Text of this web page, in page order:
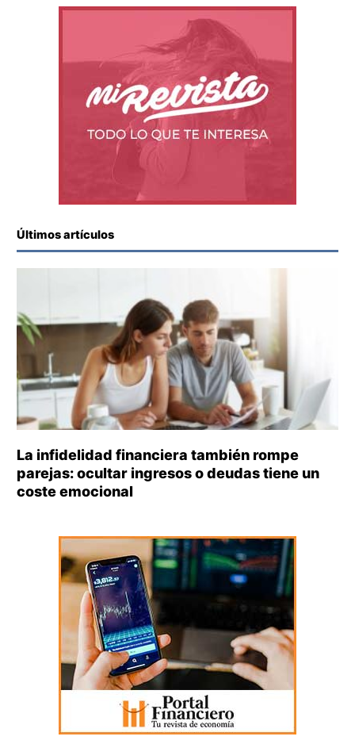
Últimos artículos
La infidelidad financiera también rompe
parejas: ocultar ingresos o deudas tiene un
coste emocional